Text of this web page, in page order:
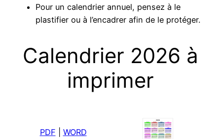
Pour un calendrier annuel, pensez à le
plastifier ou à l’encadrer afin de le protéger.
Calendrier 2026 à
imprimer
PDF WORD